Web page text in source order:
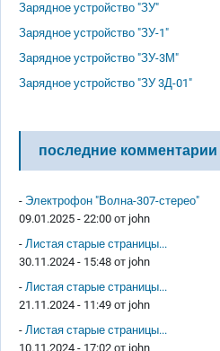
Зарядное устройство "ЗУ"
Зарядное устройство "ЗУ-1"
Зарядное устройство "ЗУ-3М"
Зарядное устройство "ЗУ 3Д-01"
последние комментарии
- Электрофон "Волна-307-стерео"
09.01.2025 - 22:00 от john
- Листая старые страницы...
30.11.2024 - 15:48 от john
- Листая старые страницы...
21.11.2024 - 11:49 от john
- Листая старые страницы...
10.11.2024 - 17:02 от john